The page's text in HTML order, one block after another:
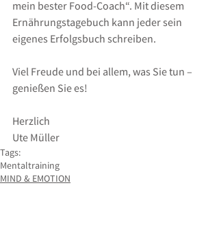
mein bester Food-Coach“. Mit diesem
Ernährungstagebuch kann jeder sein
eigenes Erfolgsbuch schreiben.
Viel Freude und bei allem, was Sie tun –
genießen Sie es!
Herzlich
Ute Müller
Tags:
Mentaltraining
MIND & EMOTION